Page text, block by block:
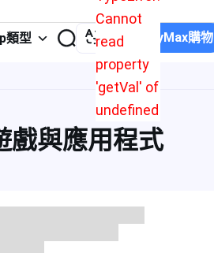
Cannot
read
property
'getVal' of
undefined
類型 在JollyMax購物
戲與應用程式